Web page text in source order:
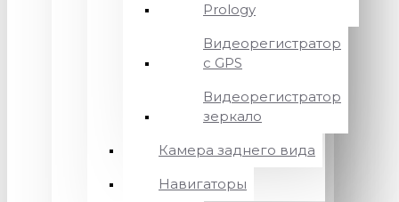
Prology
Видеорегистратор
с GPS
Видеорегистратор
зеркало
Камера заднего вида
Навигаторы